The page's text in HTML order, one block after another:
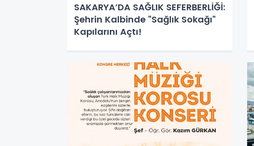
SAKARYA’DA SAĞLIK SEFERBERLİĞİ:
Şehrin Kalbinde "Sağlık Sokağı"
Kapılarını Açtı!